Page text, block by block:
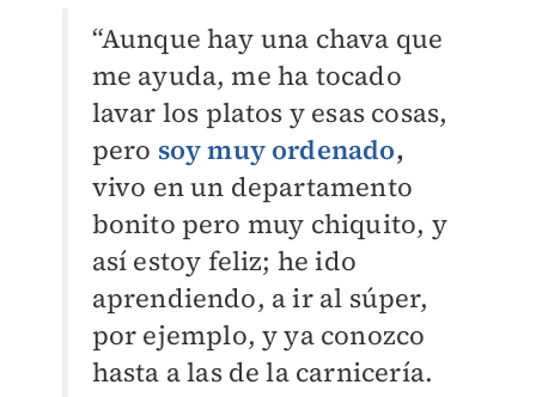
“Aunque hay una chava que
me ayuda, me ha tocado
lavar los platos y esas cosas,
pero soy muy ordenado,
vivo en un departamento
bonito pero muy chiquito, y
así estoy feliz; he ido
aprendiendo, a ir al súper,
por ejemplo, y ya conozco
hasta a las de la carnicería.